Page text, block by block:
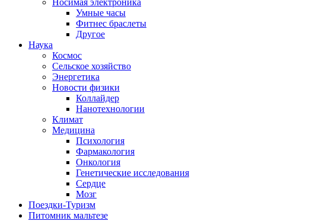
Умные часы
Фитнес браслеты
Другое
Наука
Космос
Сельское хозяйство
Энергетика
Новости физики
Коллайдер
Нанотехнологии
Климат
Медицина
Психология
Фармакология
Онкология
Генетические исследования
Сердце
Мозг
Поездки-Туризм
Питомник мальтезе